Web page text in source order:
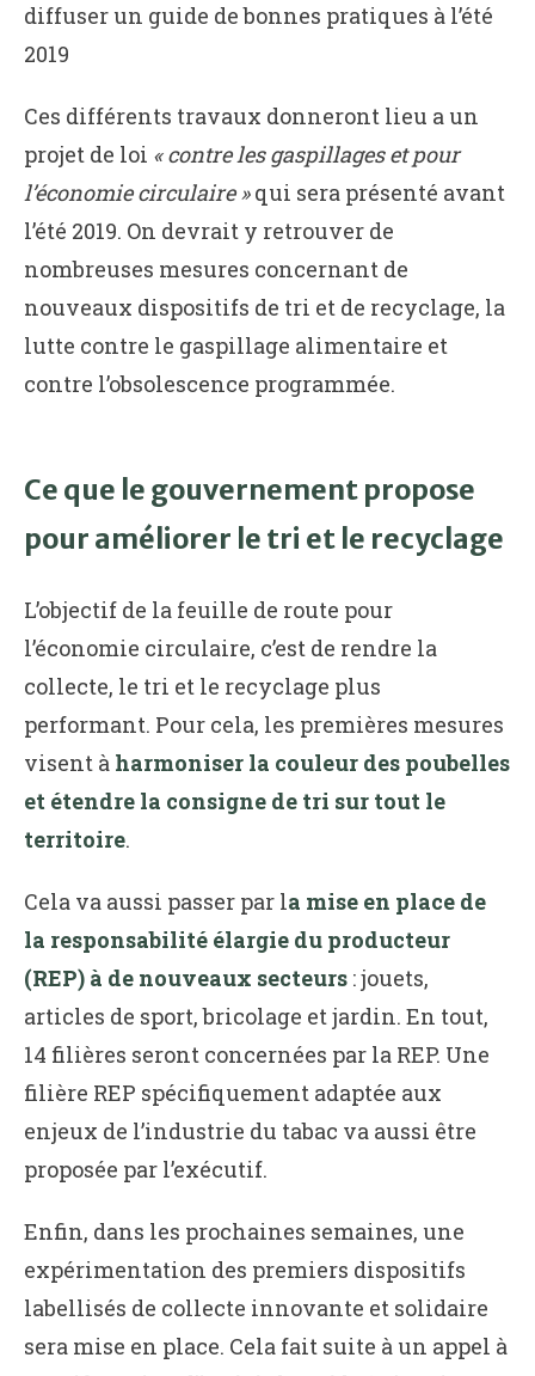
diffuser un guide de bonnes pratiques à l’été
2019
Ces différents travaux donneront lieu a un
projet de loi « contre les gaspillages et pour
l’économie circulaire »qui sera présenté avant
l’été 2019. On devrait y retrouver de
nombreuses mesures concernant de
nouveaux dispositifs de tri et de recyclage, la
lutte contre le gaspillage alimentaire et
contre l’obsolescence programmée.
Ce que le gouvernement propose
pour améliorer le tri et le recyclage
L’objectif de la feuille de route pour
l’économie circulaire, c’est de rendre la
collecte, le tri et le recyclage plus
performant. Pour cela, les premières mesures
visent à harmoniser la couleur des poubelles
et étendre la consigne de tri sur tout le
territoire.
Cela va aussi passer par la mise en place de
la responsabilité élargie du producteur
(REP) à de nouveaux secteurs : jouets,
articles de sport, bricolage et jardin. En tout,
14 filières seront concernées par la REP. Une
filière REP spécifiquement adaptée aux
enjeux de l’industrie du tabac va aussi être
proposée par l’exécutif.
Enfin, dans les prochaines semaines, une
expérimentation des premiers dispositifs
labellisés de collecte innovante et solidaire
sera mise en place. Cela fait suite à un appel à